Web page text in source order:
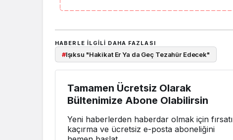
HABERLE ILGILI DAHA FAZLASI
#Işıksu "Hakikat Er Ya da Geç Tezahür Edecek"
Tamamen Ücretsiz Olarak
Bültenimize Abone Olabilirsin
Yeni haberlerden haberdar olmak için fırsatı
kaçırma ve ücretsiz e-posta aboneliğini